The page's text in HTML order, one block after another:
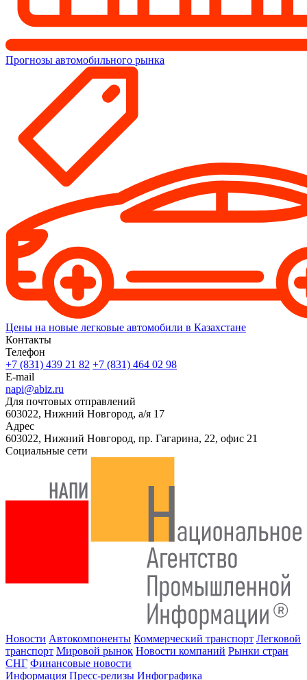
Прогнозы автомобильного рынка
Цены на новые легковые автомобили в Казахстане
Контакты
Телефон
+7 (831) 439 21 82 +7 (831) 464 02 98
E-mail
napi@abiz.ru
Для почтовых отправлений
603022, Нижний Новгород, а/я 17
Адрес
603022, Нижний Новгород, пр. Гагарина, 22, офис 21
Социальные сети
Новости Автокомпоненты Коммерческий транспорт Легковой
транспорт Мировой рынок Новости компаний Рынки стран
СНГ Финансовые новости
Информация Пресс-релизы Инфографика